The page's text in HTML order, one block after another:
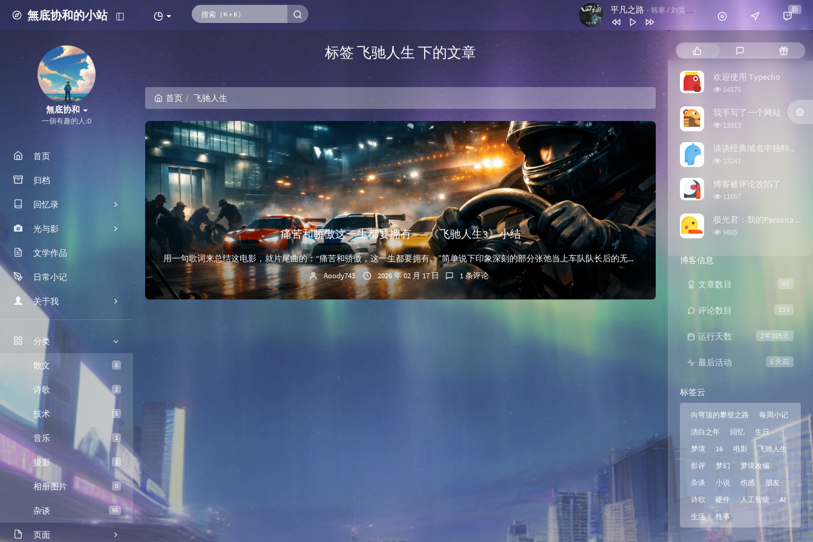
無底协和的小站 平凡之路 - 韩寒 / 刘昊然 / 刘浩存 / 沈腾 / 乔杉 / 周奇 / 冯绍峰 / 张本煜 / 尤长靖 / 棱镜乐队 / 昨夜派对（L.N Party） / 房东的猫
白马少年 (烟嗓版) 洪钰
Radical Face
韩寒 / 刘昊然 / 刘浩存 / 沈腾 / 乔杉 / 周奇
夜派对（L.N Party） / 房东的猫
4 All I Need Michael Schulte
Koolulam
6 A Dog's Purpose Rachel Portman
7 银河列车 深海呼吸
新
無底协和
一個有趣的人:D
首页
归档
回忆录
我的故事
朋友们
朝花夕拾
光与影
摄影图册
摄影历程
文学作品
日常小记
关于我
我的故事
时光机
留言板
分类
6
散文
2
诗歌
5
技术
1
音乐
1
摄影
0
相册图片
95
杂谈
页面
标签 飞驰人生 下的文章
首页 飞驰人生
痛苦和骄傲这一生都要拥有——《飞驰人生3》小结
用一句歌词来总结这电影，就片尾曲的：“痛苦和骄傲，这一生都要拥有。”简单说下印象深刻的部分张弛当上车队队长后的无奈张弛在成为车队队长之后，应该是和叶经理有...
Aoody743 2026 年 02 月 17 日 1 条评论
随机
欢迎使用 Typecho
浏览次数:
14575
我手写了一个网站
浏览次数:
13913
谈谈经典域名中独特的“一抹红”——.org
浏览次数:
13241
博客被评论攻陷了
浏览次数:
11697
极光君：我的Persona AI形象
浏览次数:
9865
博客信息
95
文章数目
133
评论数目
2年105天
运行天数
6 天前
最后活动
标签云
向穹顶的攀登之路
每周小记
清白之年
回忆
生日
梦境
16 电影
飞驰人生
影评
梦幻
梦境改编
杂谈
小说 伤感
朋友
诗歌
硬件 人工智能
AI
生活
往事